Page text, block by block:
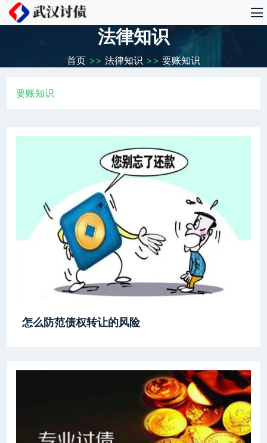
法律知识
首页 >> 法律知识 >> 要账知识
要账知识
怎么防范债权转让的风险